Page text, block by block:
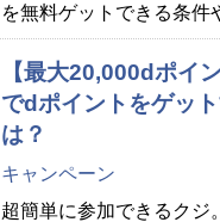
を無料ゲットできる条件
【最大20,000dポイ
でdポイントをゲッ
は？
キャンペーン
超簡単に参加できるクジ